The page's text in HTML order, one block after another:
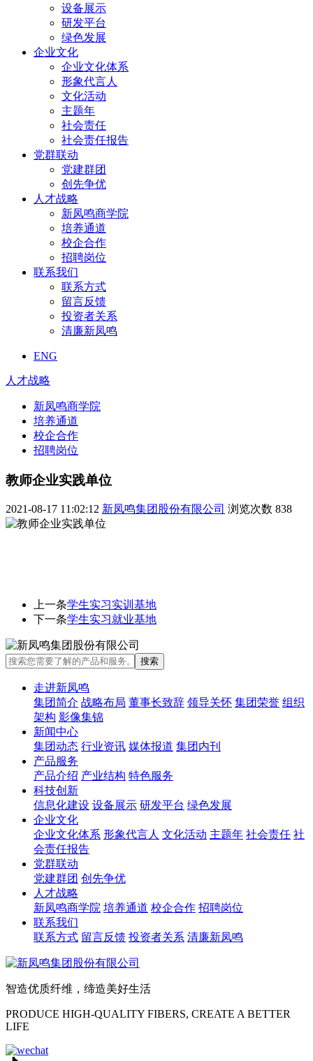
设备展示
研发平台
绿色发展
企业文化
企业文化体系
形象代言人
文化活动
主题年
社会责任
社会责任报告
党群联动
党建群团
创先争优
人才战略
新凤鸣商学院
培养通道
校企合作
招聘岗位
联系我们
联系方式
留言反馈
投资者关系
清廉新凤鸣
ENG
人才战略
新凤鸣商学院
培养通道
校企合作
招聘岗位
教师企业实践单位
2021-08-17 11:02:12 新凤鸣集团股份有限公司 浏览次数 838
上一条学生实习实训基地
下一条学生实习就业基地
走进新凤鸣
集团简介 战略布局 董事长致辞 领导关怀 集团荣誉 组织
架构 影像集锦
新闻中心
集团动态 行业资讯 媒体报道 集团内刊
产品服务
产品介绍 产业结构 特色服务
科技创新
信息化建设 设备展示 研发平台 绿色发展
企业文化
企业文化体系 形象代言人 文化活动 主题年 社会责任 社
会责任报告
党群联动
党建群团 创先争优
人才战略
新凤鸣商学院 培养通道 校企合作 招聘岗位
联系我们
联系方式 留言反馈 投资者关系 清廉新凤鸣
智造优质纤维，缔造美好生活
PRODUCE HIGH-QUALITY FIBERS, CREATE A BETTER
LIFE